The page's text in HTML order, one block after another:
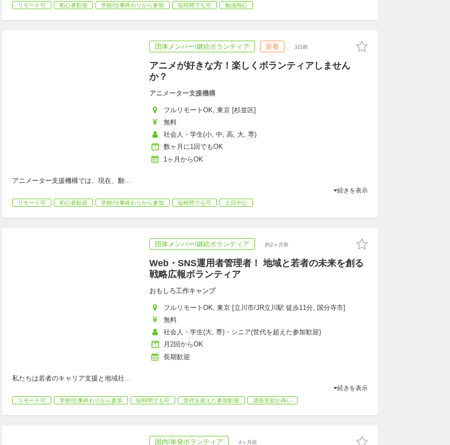
リモート可 初心者歓迎 学校/仕事終わりから参加 短時間でも可 勉強熱心
団体メンバー/継続ボランティア 新着 3日前
アニメが好きな方！楽しくボランティアしません
か？
アニメーター支援機構
フルリモートOK, 東京 [杉並区]
無料
社会人・学生(小, 中, 高, 大, 専)
数ヶ月に1回でもOK
1ヶ月からOK
アニメーター支援機構では、現在、翻…
続きを表示
リモート可 初心者歓迎 学校/仕事終わりから参加 短時間でも可 土日中心
団体メンバー/継続ボランティア 約2ヶ月前
Web・SNS運用者管理者！ 地域と若者の未来を創る
戦略広報ボランティア
おもしろ工作キャンプ
フルリモートOK, 東京 [立川市/JR立川駅 徒歩11分, 国分寺市]
無料
社会人・学生(大, 専)・シニア(世代を超えた参加歓迎)
月2回からOK
長期歓迎
私たちは若者のキャリア支援と地域社…
続きを表示
リモート可 学校/仕事終わりから参加 短時間でも可 世代を超えた参加歓迎 成長意欲が高い
国内/単発ボランティア 4ヶ月前